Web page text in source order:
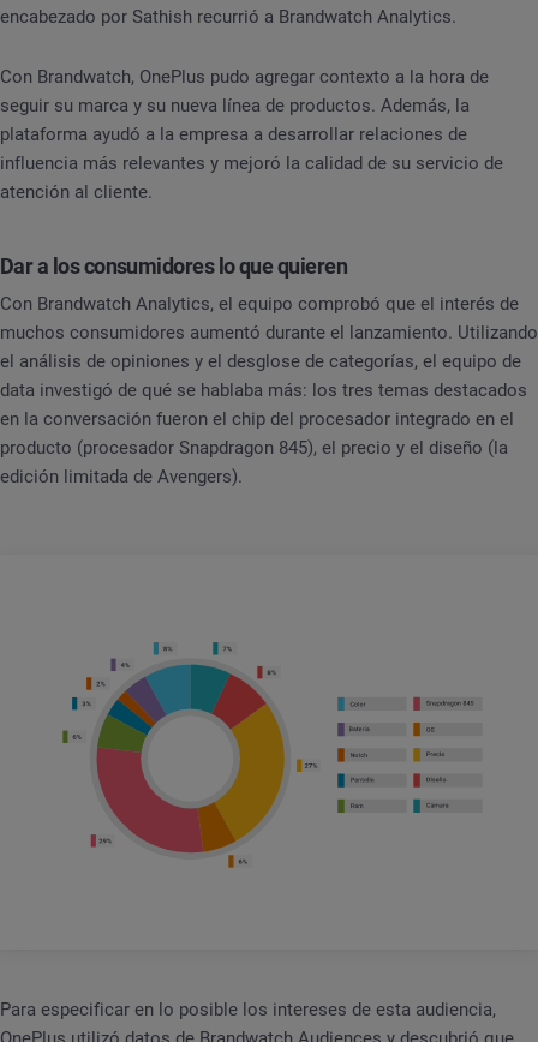
encabezado por Sathish recurrió a Brandwatch Analytics.
Con Brandwatch, OnePlus pudo agregar contexto a la hora de
seguir su marca y su nueva línea de productos. Además, la
plataforma ayudó a la empresa a desarrollar relaciones de
influencia más relevantes y mejoró la calidad de su servicio de
atención al cliente.
Dar a los consumidores lo que quieren
Con Brandwatch Analytics, el equipo comprobó que el interés de
muchos consumidores aumentó durante el lanzamiento. Utilizando
el análisis de opiniones y el desglose de categorías, el equipo de
data investigó de qué se hablaba más: los tres temas destacados
en la conversación fueron el chip del procesador integrado en el
producto (procesador Snapdragon 845), el precio y el diseño (la
edición limitada de Avengers).
Para especificar en lo posible los intereses de esta audiencia,